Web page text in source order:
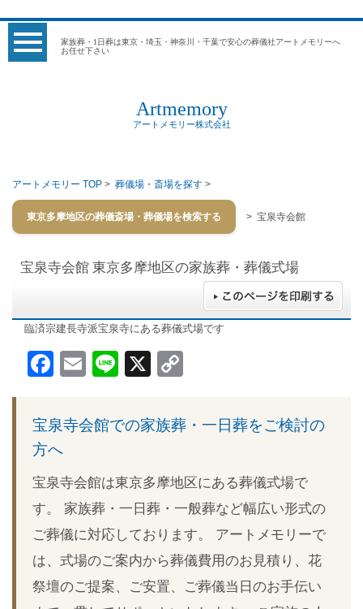
家族葬・1日葬は東京・埼玉・神奈川・千葉で安心の葬儀社アートメモリーへ
お任せ下さい
Artmemory
アートメモリー株式会社
アートメモリー TOP > 葬儀場・斎場を探す >
東京多摩地区の葬儀斎場・葬儀場を検索する > 宝泉寺会館
宝泉寺会館 東京多摩地区の家族葬・葬儀式場
臨済宗建長寺派宝泉寺にある葬儀式場です
Facebook
EmailLine
X
宝泉寺会館での家族葬・一日葬をご検討の
方へ
宝泉寺会館は東京多摩地区にある葬儀式場で
す。 家族葬・一日葬・一般葬など幅広い形式の
ご葬儀に対応しております。 アートメモリーで
は、式場のご案内から葬儀費用のお見積り、花
祭壇のご提案、ご安置、ご葬儀当日のお手伝い